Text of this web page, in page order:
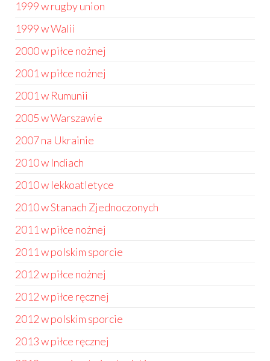
1999 w rugby union
1999 w Walii
2000 w piłce nożnej
2001 w piłce nożnej
2001 w Rumunii
2005 w Warszawie
2007 na Ukrainie
2010 w Indiach
2010 w lekkoatletyce
2010 w Stanach Zjednoczonych
2011 w piłce nożnej
2011 w polskim sporcie
2012 w piłce nożnej
2012 w piłce ręcznej
2012 w polskim sporcie
2013 w piłce ręcznej